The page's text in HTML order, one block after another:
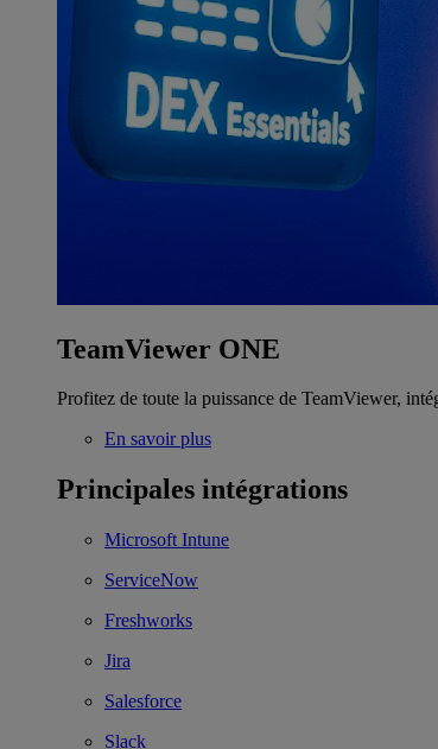
TeamViewer ONE
Profitez de toute la puissance de TeamViewer,
En savoir plus
Principales intégrations
Microsoft Intune
ServiceNow
Freshworks
Jira
Salesforce
Slack